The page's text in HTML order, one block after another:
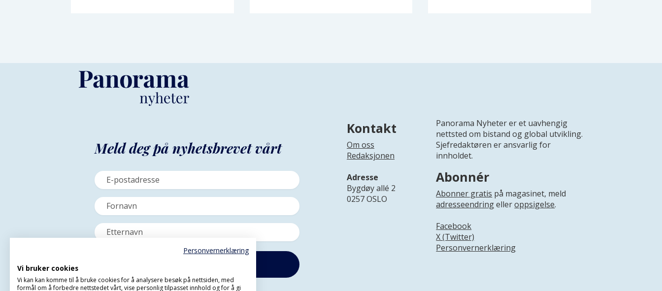
Meld deg på nyhetsbrevet vårt
Kontakt
Om oss
Redaksjonen
Adresse
Bygdøy allé 2
0257 OSLO
Panorama Nyheter er et uavhengig
nettsted om bistand og global utvikling.
Sjefredaktøren er ansvarlig for
innholdet.
Abonnér
Abonner gratis på magasinet, meld
adresseendringelleroppsigelse.
Facebook
X (Twitter)
Personvernerklæring
Personvernerklæring
Vi bruker cookies
Vi kan kan komme til å bruke cookies for å analysere besøk på nettsiden, med
formål om å forbedre nettstedet vårt, vise personlig tilpasset innhold og for å gi